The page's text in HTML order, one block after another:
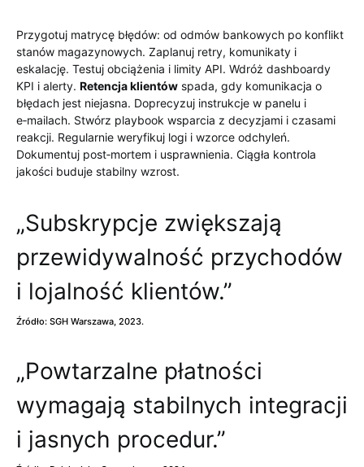
Przygotuj matrycę błędów: od odmów bankowych po konflikt
stanów magazynowych. Zaplanuj retry, komunikaty i
eskalację. Testuj obciążenia i limity API. Wdróż dashboardy
KPI i alerty. Retencja klientów spada, gdy komunikacja o
błędach jest niejasna. Doprecyzuj instrukcje w panelu i
e‑mailach. Stwórz playbook wsparcia z decyzjami i czasami
reakcji. Regularnie weryfikuj logi i wzorce odchyleń.
Dokumentuj post‑mortem i usprawnienia. Ciągła kontrola
jakości buduje stabilny wzrost.
„Subskrypcje zwiększają
przewidywalność przychodów
i lojalność klientów.”
Źródło: SGH Warszawa, 2023.
„Powtarzalne płatności
wymagają stabilnych integracji
i jasnych procedur.”